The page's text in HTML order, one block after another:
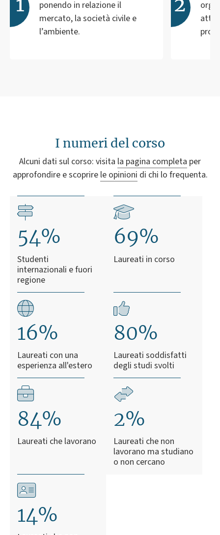
ponendo in relazione il
mercato, la società civile e
l’ambiente.
I numeri del corso
Alcuni dati sul corso: visita la pagina completa per
approfondire e scoprire le opinioni di chi lo frequenta.
54%
Studenti
internazionali e fuori
regione
69%
Laureati in corso
16%
Laureati con una
esperienza all'estero
80%
Laureati soddisfatti
degli studi svolti
84%
Laureati che lavorano
2%
Laureati che non
lavorano ma studiano
o non cercano
14%